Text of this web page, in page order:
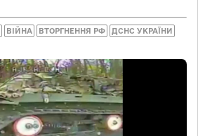
ВІЙНА ВТОРГНЕННЯ РФ ДСНС УКРАЇНИ